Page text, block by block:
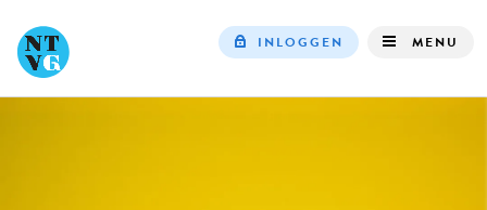
INLOGGEN MENU